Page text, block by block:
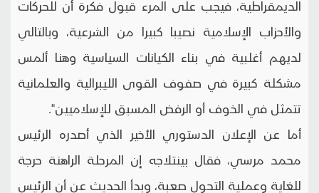
الديمقراطية، فيجب على المرء قبول فكرة أن للحركات
والأحزاب الإسلامية نصيبا كبيرا من الشرعية، وبالتالي
لديهم أغلبية في بناء الكيانات السياسية وهنا ألمس
مشكلة كبيرة في صفوف القوى الليبرالية والعلمانية
تتمثل في الخوف أو الرفض المسبق للإسلاميين".
أما عن الإعلان الدستوري الأخير الذي أصدره الرئيس
محمد مرسي، فقال بينتلاجه إن المرحلة الراهنة حرجة
للغاية وعملية التحول صعبة، وبدأ الحديث عن أن الرئيس